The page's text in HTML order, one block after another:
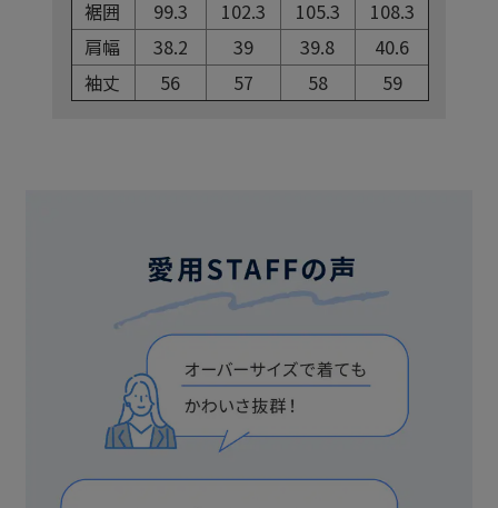
裾囲
99.3 102.3 105.3
108.3
肩幅
38.2 39 39.8
40.6
袖丈
56 57 58 59